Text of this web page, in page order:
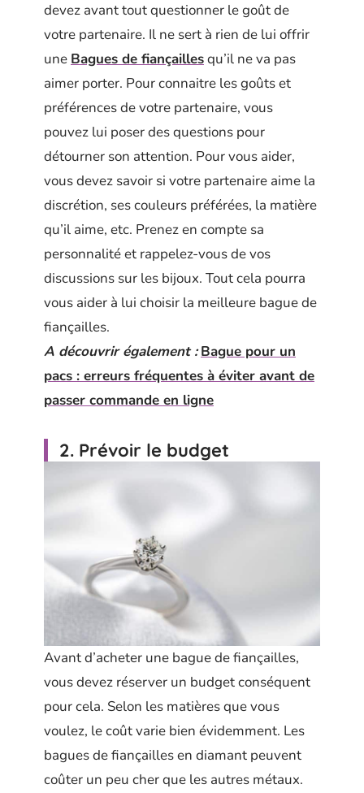
devez avant tout questionner le goût de
votre partenaire. Il ne sert à rien de lui offrir
une Bagues de fiançaillesqu’il ne va pas
aimer porter. Pour connaitre les goûts et
préférences de votre partenaire, vous
pouvez lui poser des questions pour
détourner son attention. Pour vous aider,
vous devez savoir si votre partenaire aime la
discrétion, ses couleurs préférées, la matière
qu’il aime, etc. Prenez en compte sa
personnalité et rappelez-vous de vos
discussions sur les bijoux. Tout cela pourra
vous aider à lui choisir la meilleure bague de
fiançailles.
A découvrir également : Bague pour un
pacs : erreurs fréquentes à éviter avant de
passer commande en ligne
2. Prévoir le budget
Avant d’acheter une bague de fiançailles,
vous devez réserver un budget conséquent
pour cela. Selon les matières que vous
voulez, le coût varie bien évidemment. Les
bagues de fiançailles en diamant peuvent
coûter un peu cher que les autres métaux.